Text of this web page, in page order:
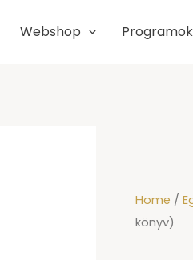
Webshop Programok
Home /
könyv)